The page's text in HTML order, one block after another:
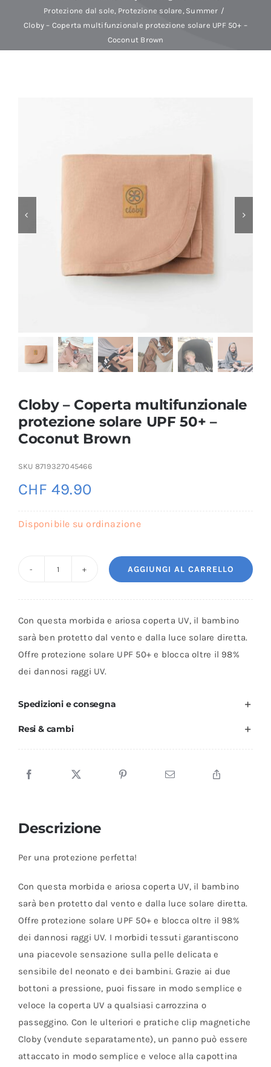
Baby Spa
Marche
Protezione dal sole Protezione solare Summer
Cloby – Coperta multifunzionale protezione solare UPF 50+ –
Coconut Brown
Cloby – Coperta multifunzionale
protezione solare UPF 50+ –
Coconut Brown
SKU 8719327045466
CHF 49.90
Disponibile su ordinazione
multifunzionale
protezione
solare
UPF
Coconut
AGGIUNGI AL CARRELLO
Con questa morbida e ariosa coperta UV, il bambino
sarà ben protetto dal vento e dalla luce solare diretta.
Offre protezione solare UPF 50+ e blocca oltre il 98%
dei dannosi raggi UV.
Spedizioni e consegna
Resi & cambi
Descrizione
Per una protezione perfetta!
Con questa morbida e ariosa coperta UV, il bambino
sarà ben protetto dal vento e dalla luce solare diretta.
Offre protezione solare UPF 50+ e blocca oltre il 98%
dei dannosi raggi UV. I morbidi tessuti garantiscono
una piacevole sensazione sulla pelle delicata e
sensibile del neonato e dei bambini. Grazie ai due
bottoni a pressione, puoi fissare in modo semplice e
veloce la coperta UV a qualsiasi carrozzina o
passeggino. Con le ulteriori e pratiche clip magnetiche
Cloby (vendute separatamente), un panno può essere
attaccato in modo semplice e veloce alla capottina